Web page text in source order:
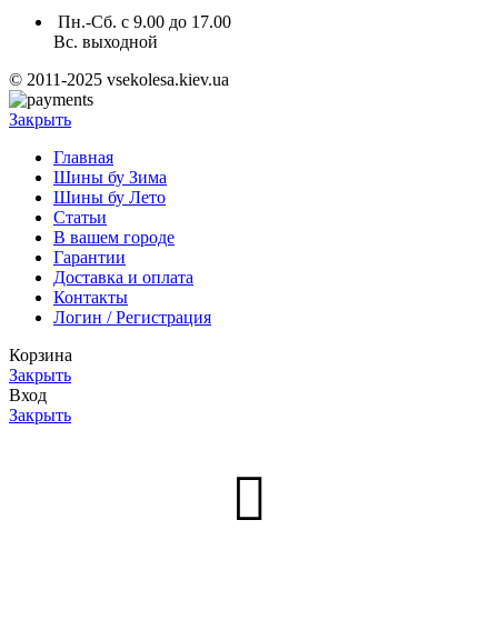
Пн.-Сб. с 9.00 до 17.00
Вс. выходной
© 2011-2025 vsekolesa.kiev.ua
Закрыть
Главная
Шины бу Зима
Шины бу Лето
Статьи
В вашем городе
Гарантии
Доставка и оплата
Контакты
Логин / Регистрация
Корзина
Закрыть
Вход
Закрыть